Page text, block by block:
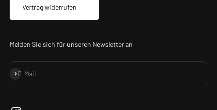
Vertrag widerrufen
Melden Sie sich für unseren Newsletter an
E-Mail
Abonnieren